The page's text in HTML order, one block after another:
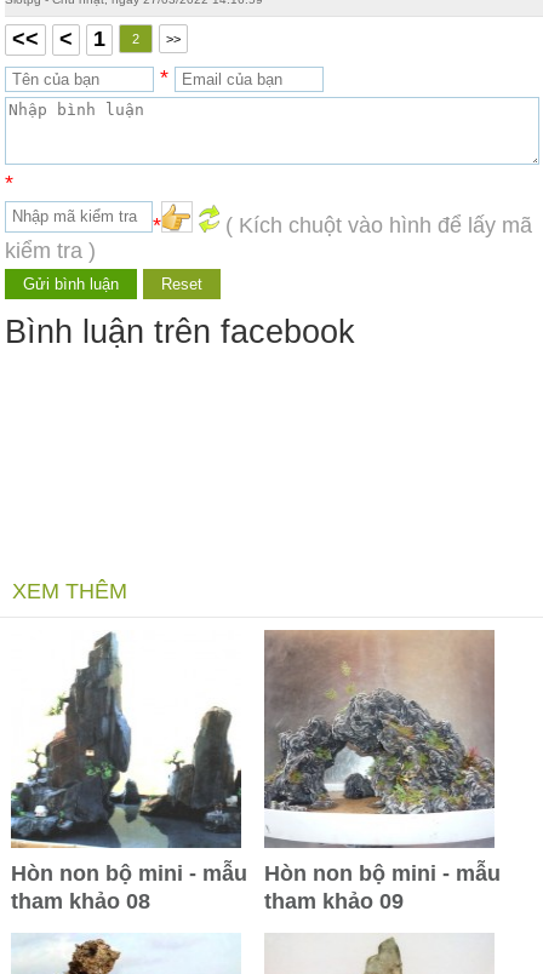
<< < 1 2 >>
*
*
*
( Kích chuột vào hình để lấy mã
kiểm tra )
Bình luận trên facebook
XEM THÊM
Hòn non bộ mini - mẫu
tham khảo 08
Hòn non bộ mini - mẫu
tham khảo 09